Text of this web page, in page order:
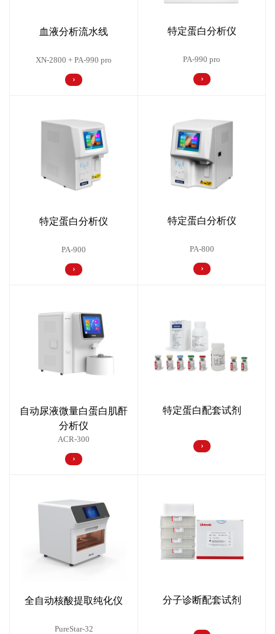
血液分析流水线
XN-2800 + PA-990 pro
特定蛋白分析仪
PA-990 pro
特定蛋白分析仪
PA-900
特定蛋白分析仪
PA-800
自动尿液微量白蛋白肌酐
分析仪
ACR-300
特定蛋白配套试剂
全自动核酸提取纯化仪
PureStar-32
分子诊断配套试剂